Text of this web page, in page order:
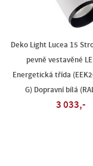
Deko Light Lucea 15
pevně vestavěné
Energetická třída
G) Dopravní bílá
3 033,-